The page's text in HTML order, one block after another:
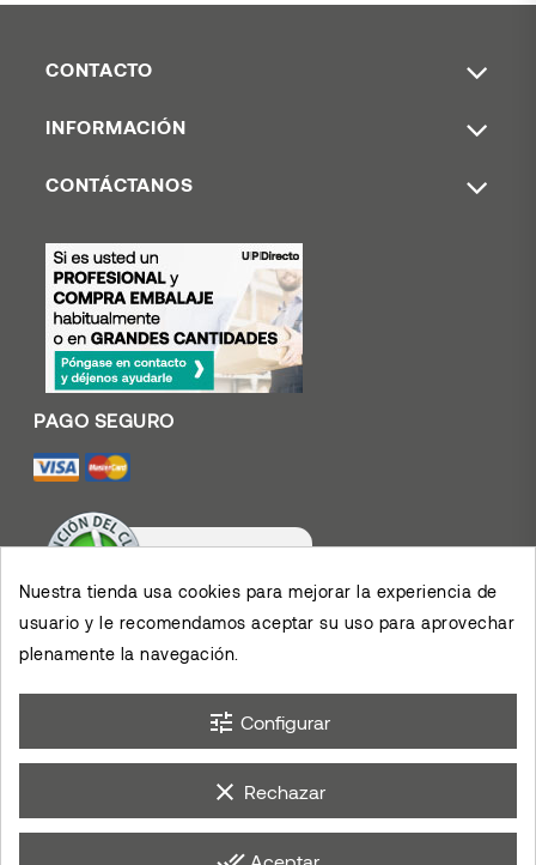
CONTACTO
INFORMACIÓN
CONTÁCTANOS
×
Valoración De Clientes
Muy contento con el
servicio y los productos,
agradezco su eficiencia.
Opinión De Clientes
Nuestra tienda usa cookies para mejorar la experiencia de
usuario y le recomendamos aceptar su uso para aprovechar
plenamente la navegación.
tune Configurar
clear Rechazar